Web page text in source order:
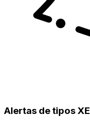
Alertas de tipos XE